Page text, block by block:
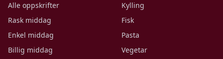
Alle oppskrifter
Rask middag
Enkel middag
Billig middag
Kylling
Fisk
Pasta
Vegetar